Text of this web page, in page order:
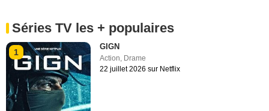
Séries TV les + populaires
1
GIGN
Action, Drame
22 juillet 2026 sur Netflix